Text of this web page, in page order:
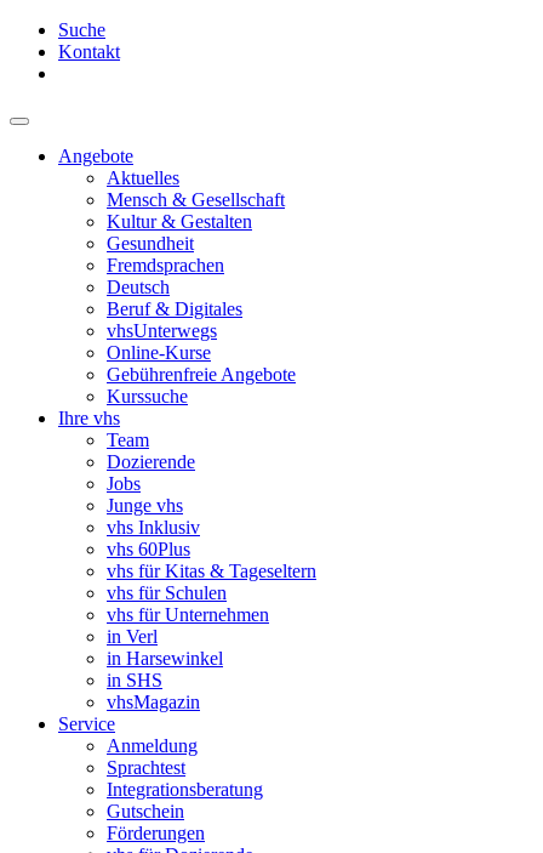
Suche
Kontakt
Angebote
Aktuelles
Mensch & Gesellschaft
Kultur & Gestalten
Gesundheit
Fremdsprachen
Deutsch
Beruf & Digitales
vhsUnterwegs
Online-Kurse
Gebührenfreie Angebote
Kurssuche
Ihre vhs
Team
Dozierende
Jobs
Junge vhs
vhs Inklusiv
vhs 60Plus
vhs für Kitas & Tageseltern
vhs für Schulen
vhs für Unternehmen
in Verl
in Harsewinkel
in SHS
vhsMagazin
Service
Anmeldung
Sprachtest
Integrationsberatung
Gutschein
Förderungen